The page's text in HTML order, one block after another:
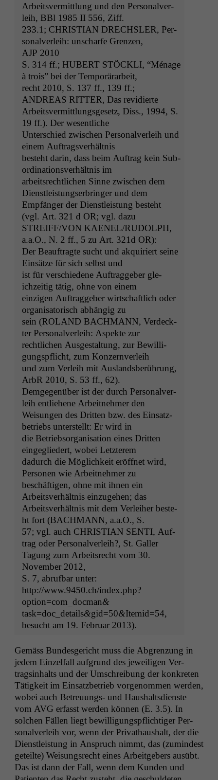
Arbeitsver­mit­tlung und den Per­son­alver­
leih, BBl 1985 II 556, Ziff.
233.1; CHRISTIAN DRECHSLER, Per­
son­alver­leih: unscharfe Gren­zen,
AJP 2010
S. 314 ff.; HUBERT STÖCKLI, “Ménage
à trois” bei der Temporärarbeit,
recht 2010, S. 137 ff., 139 ff.;
ANDREAS RITTER, Das revidierte
Arbeitsver­mit­tlungs­ge­setz, Diss., 1994, S.
19 ff.). Der wesentliche
Unter­schied zwis­chen Per­son­alver­leih und
einem Auftragsverhältnis
beste­ht darin, dass beim Auf­trag kein Sub­
or­di­na­tionsver­hält­nis im
arbeit­srechtlichen Sinne zwis­chen dem
Dien­stleis­tungser­bringer und dem
Empfänger der Dien­stleis­tung beste­ht
(vgl. Art. 321 d OR; vgl. dazu
STREIFF/VON KAENEL/RUDOLPH,
a.a.O., N. 2 ff., 5 zu Art. 321d OR):
Der Beauf­tragte sucht und akquiri­ert seine
Ein­sätze für sich selb­st und
ist für ver­schiedene Auf­tragge­ber gle­
ichzeit­ig tätig, ohne von einem
einzi­gen Auf­tragge­ber wirtschaftlich oder
organ­isatorisch abhängig zu
sein (ROLAND BACHMANN, Verdeck­
ter Per­son­alver­leih: Aspek­te zur
rechtlichen Aus­gestal­tung, zur Bewil­li­
gungspflicht, zum Konzernverleih
und zum Ver­leih mit Aus­lands­berührung,
ArbR 2010, S. 53 ff., 62).
Demge­genüber ist der durch Per­son­alver­
leih entliehene Arbeit­nehmer den
Weisun­gen des Drit­ten bzw. des Ein­satz­
be­triebs unter­stellt: Er wird in
die Betrieb­sorgan­i­sa­tion eines Drit­ten
eingegliedert, wobei Letzterem
dadurch die Möglichkeit eröffnet wird,
Per­so­n­en wie Arbeit­nehmer zu
beschäfti­gen, ohne mit ihnen ein
Arbeitsver­hält­nis einzuge­hen; das
Arbeitsver­hält­nis mit dem Ver­lei­her beste­
ht fort (BACHMANN, a.a.O., S.
57; vgl. auch CHRISTIAN SENTI, Auf­
trag oder Per­son­alver­leih?, St. Galler
Tagung zum Arbeit­srecht vom 30.
Novem­ber 2012,
S. 7, abruf­bar unter:
http://www.9450.ch/index.php?
option=com_docman&
task=doc_details&gid=50&Itemid=54,
besucht am 19. Feb­ru­ar 2013).
Gemäss Bun­des­gericht muss die Abgren­zung in
jedem Einzelfall auf­grund des jew­eili­gen Ver­
tragsin­halts und der Umschrei­bung der konkreten
Tätigkeit im Ein­satz­be­trieb vorgenom­men wer­den,
wobei auch Betreu­ungs- und Haushalts­di­en­ste
vom AVG erfasst wer­den kön­nen (E. 3.5). In
solchen Fällen liegt bewil­li­gungspflichtiger Per­
son­alver­leih vor, wenn der Pri­vathaushalt, der die
Dien­stleis­tung in Anspruch nimmt, das (zumin­d­est
geteilte) Weisungsrecht eines Arbeit­ge­bers ausübt.
Das ist dann der Fall, wenn dem Kun­den und